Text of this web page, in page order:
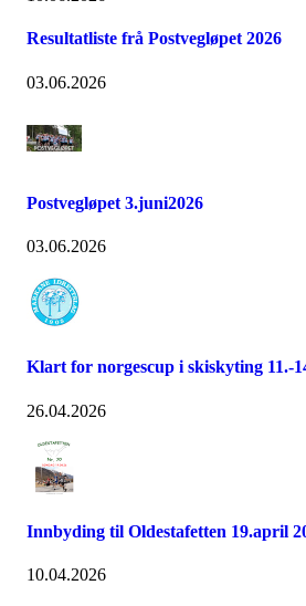
Resultatliste frå Postvegløpet 2026
03.06.2026
Postvegløpet 3.juni2026
03.06.2026
Klart for norgescup i skiskyting 11.-
26.04.2026
Innbyding til Oldestafetten 19.april
10.04.2026